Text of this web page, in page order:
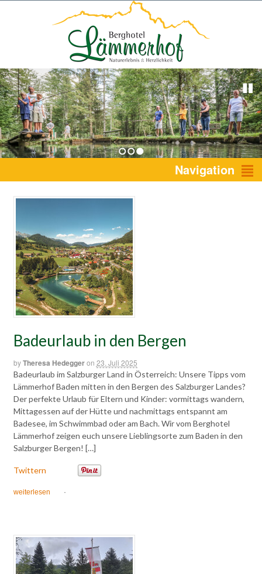
1 2 3 Navigation
Badeurlaub in den Bergen
byTheresa Hedeggeron 23. Juli 2025
Badeurlaub im Salzburger Land in Österreich: Unsere Tipps vom
Lämmerhof Baden mitten in den Bergen des Salzburger Landes?
Der perfekte Urlaub für Eltern und Kinder: vormittags wandern,
Mittagessen auf der Hütte und nachmittags entspannt am
Badesee, im Schwimmbad oder am Bach. Wir vom Berghotel
Lämmerhof zeigen euch unsere Lieblingsorte zum Baden in den
Salzburger Bergen! […]
Twittern
weiterlesen ·